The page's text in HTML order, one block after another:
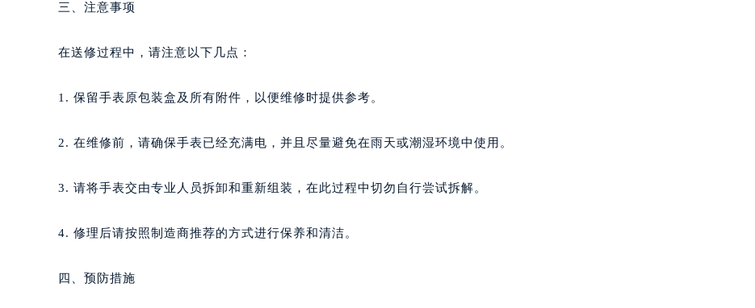
三、注意事项
在送修过程中，请注意以下几点：
1. 保留手表原包装盒及所有附件，以便维修时提供参考。
2. 在维修前，请确保手表已经充满电，并且尽量避免在雨天或潮湿环境中使用。
3. 请将手表交由专业人员拆卸和重新组装，在此过程中切勿自行尝试拆解。
4. 修理后请按照制造商推荐的方式进行保养和清洁。
四、预防措施